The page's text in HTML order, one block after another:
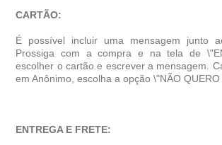
CARTÃO:
É possível incluir uma mensagem junto
Prossiga com a compra e na tela de
escolher o cartão e escrever a mensagem.
em Anônimo, escolha a opção \"NÃO QUERO
ENTREGA E FRETE: